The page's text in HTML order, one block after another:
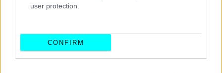
user protection.
CONFIRM